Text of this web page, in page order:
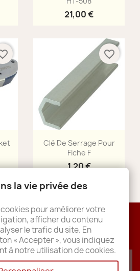
21,00 €
 Aperçu rapide
Clé De Serrage Pour
Fiche F
1,20 €
favorite_border
la vie privée des
pour améliorer votre
afficher du contenu
le trafic du site. En
« Accepter », vous indiquez
à notre utilisation de cookies.